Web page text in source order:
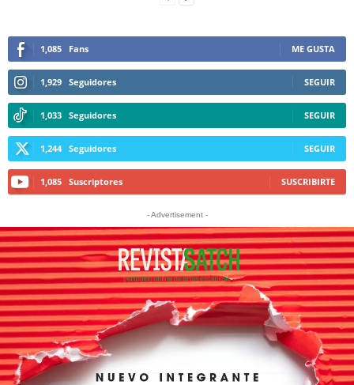
1,085 Fans ME GUSTA
1,929 Seguidores SEGUIR
1,033 Seguidores SEGUIR
1,244 Seguidores SEGUIR
1,085 Suscriptores SUSCRIBIRTE
- Advertisement -